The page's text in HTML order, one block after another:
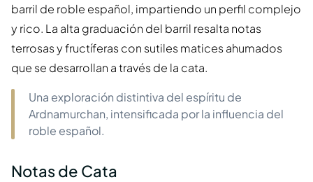
barril de roble español, impartiendo un perfil complejo
y rico. La alta graduación del barril resalta notas
terrosas y fructíferas con sutiles matices ahumados
que se desarrollan a través de la cata.
Una exploración distintiva del espíritu de
Ardnamurchan, intensificada por la influencia del
roble español.
Notas de Cata